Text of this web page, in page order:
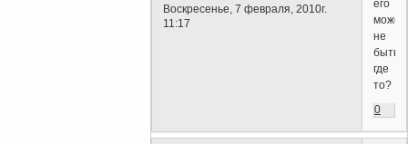
Воскресенье, 7 февраля, 2010г.
11:17
его
может
не
быть
где
то?
0